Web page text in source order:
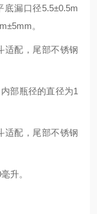
漏口径5.5±0.5m
。
适配，尾部不锈钢
部瓶径的直径为1
适配，尾部不锈钢
升。